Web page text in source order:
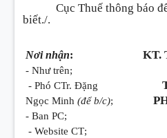
Cục Thuế thông báo
biết./.
Nơi nhận:
- Như trên;
- Phó CTr. Đặng
Ngọc Minh (để b/c);
- Ban PC;
- Website CT;
KT.